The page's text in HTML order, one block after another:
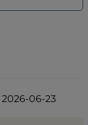
2026-06-23